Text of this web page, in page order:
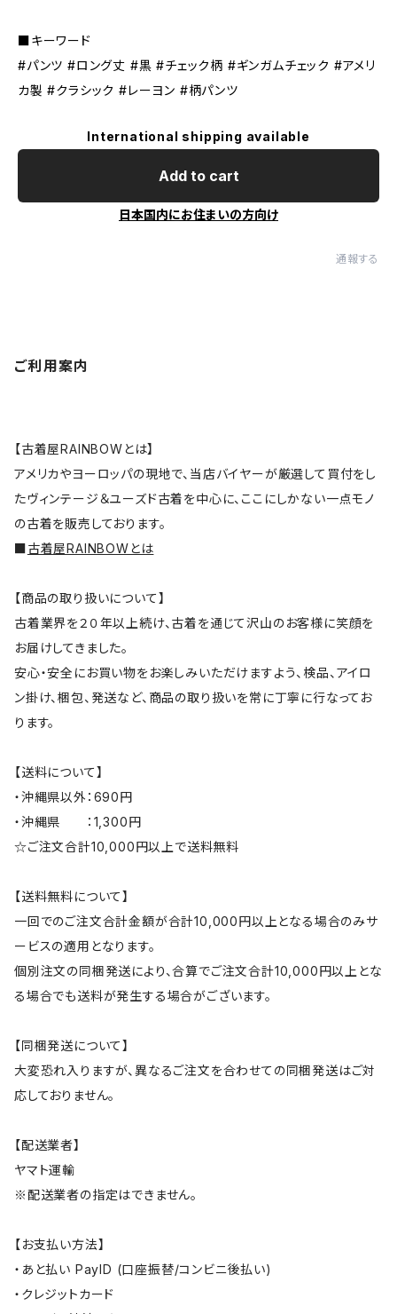
■キーワード
#パンツ #ロング丈 #黒 #チェック柄 #ギンガムチェック #アメリ
カ製 #クラシック #レーヨン #柄パンツ
International shipping available
Add to cart
日本国内にお住まいの方向け
通報する
ご利用案内
【古着屋RAINBOWとは】
アメリカやヨーロッパの現地で、当店バイヤーが厳選して買付をし
たヴィンテージ＆ユーズド古着を中心に、ここにしかない一点モノ
の古着を販売しております。
■古着屋RAINBOWとは
【商品の取り扱いについて】
古着業界を２０年以上続け、古着を通じて沢山のお客様に笑顔を
お届けしてきました。
安心・安全にお買い物をお楽しみいただけますよう、検品、アイロ
ン掛け、梱包、発送など、商品の取り扱いを常に丁寧に行なってお
ります。
【送料について】
・沖縄県以外：690円
・沖縄県 ：1,300円
☆ご注文合計10,000円以上で送料無料
【送料無料について】
一回でのご注文合計金額が合計10,000円以上となる場合のみサ
ービスの適用となります。
個別注文の同梱発送により、合算でご注文合計10,000円以上とな
る場合でも送料が発生する場合がございます。
【同梱発送について】
大変恐れ入りますが、異なるご注文を合わせての同梱発送はご対
応しておりません。
【配送業者】
ヤマト運輸
※配送業者の指定はできません。
【お支払い方法】
・あと払い PayID (口座振替/コンビニ後払い)
・クレジットカード